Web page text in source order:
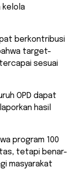
kelola
berkontribusi
target-
sesuai
OPD dapat
hasil
program 100
tetapi benar-
masyarakat